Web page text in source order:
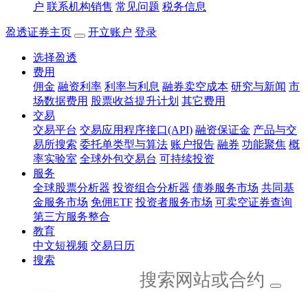
户 联系机构销售 常见问题 税务信息
盈透证券主页 开立账户 登录
选择盈透
费用
佣金 融资利率 利率与利息 融券卖空成本 研究与新闻 市
场数据费用 股票收益提升计划 其它费用
交易
交易平台 交易应用程序接口(API) 融资保证金 产品与交
易所搜索 委托单类型与算法 账户报告 融券 功能聚焦 概
率实验室 全球外包交易台 可持续投资
服务
全球股票分析器 投资组合分析器 债券服务市场 共同基
金服务市场 免佣ETF 投资者服务市场 可卖空证券查询
第三方服务整合
教育
中文短视频 交易日历
搜索